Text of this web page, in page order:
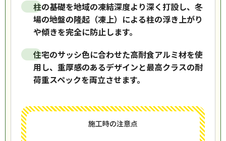
柱の基礎を地域の凍結深度より深く打設し、冬
場の地盤の隆起（凍上）による柱の浮き上がり
や傾きを完全に防止します。
住宅のサッシ色に合わせた高耐食アルミ材を使
用し、重厚感のあるデザインと最高クラスの耐
荷重スペックを両立させます。
施工時の注意点